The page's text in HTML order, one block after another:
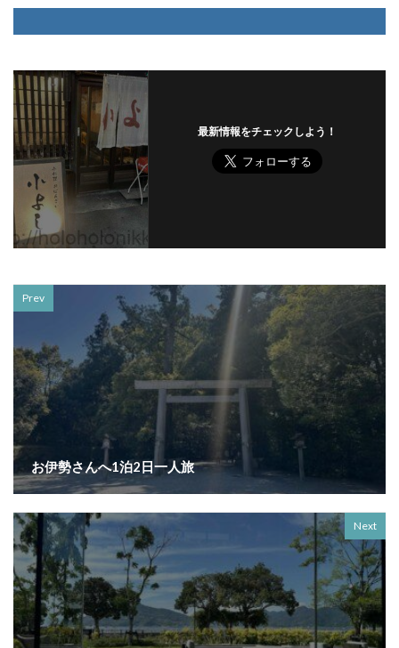
最新情報をチェックしよう！
Prev
お伊勢さんへ1泊2日一人旅
Next